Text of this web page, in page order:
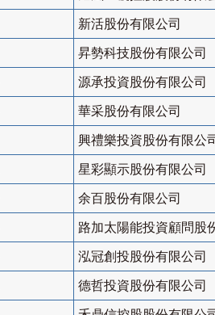
新活股份有限公司
昇勢科技股份有限公司
源承投資股份有限公司
華采股份有限公司
興禮樂投資股份有限公
星彩顯示股份有限公司
余百股份有限公司
路加太陽能投資顧問股
泓冠創投股份有限公司
德哲投資股份有限公司